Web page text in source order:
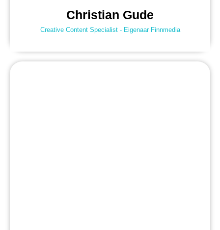
Christian Gude
Creative Content Specialist - Eigenaar Finnmedia